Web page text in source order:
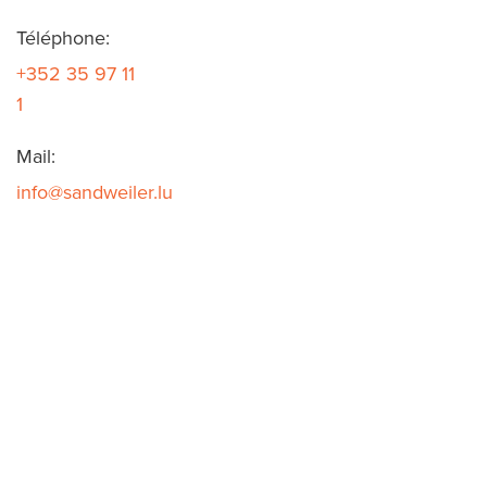
Téléphone:
+352 35 97 11
1
Mail:
info@sandweiler.lu